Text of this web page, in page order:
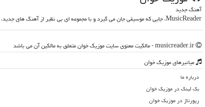
آهنگ جدید
MusicReader، جایی که موسیقی جان می گیرد و با مجموعه ای بی نظیر از آهنگ های جدید، ایرانی و خارجی، روحت را تازه می کند
میانبرهای موزیك خوان
درباره ما
بک لینک در موزیك خوان
رپورتاژ در موزیك خوان